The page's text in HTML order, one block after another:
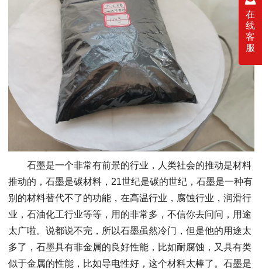
石墨是一个非常有前景的行业，人类社会的推动是材料
推动的，石墨是碳材料，21世纪是碳的世纪，石墨是一种有
别的材料替代不了的功能，在高温行业，腐蚀行业，润滑行
业，石油化工行业等等，用的非常多，不信你去问问，用途
太广啦。说都说不完，所以石墨虽然冷门，但是他的用途太
多了，石墨具有非金属的良好性能，比如耐腐蚀，又具有类
似于金属的性能，比如导电性好，这个材料太棒了。石墨是
在
线
客
服